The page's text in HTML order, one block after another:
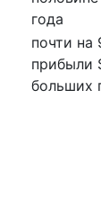
почти на
прибыли
больших